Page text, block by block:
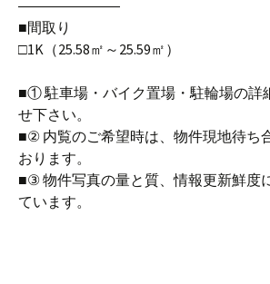
―――――――
■間取り
□1K（25.58㎡～25.59㎡）
■① 駐車場・バイク置場・駐輪場の詳
せ下さい。
■② 内覧のご希望時は、物件現地待ち
おります。
■③ 物件写真の量と質、情報更新鮮度
ています。